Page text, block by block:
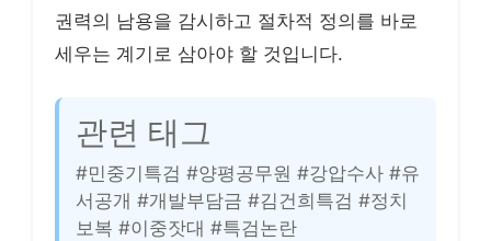
권력의 남용을 감시하고 절차적 정의를 바로
세우는 계기로 삼아야 할 것입니다.
관련 태그
#민중기특검 #양평공무원 #강압수사 #유
서공개 #개발부담금 #김건희특검 #정치
보복 #이중잣대 #특검논란